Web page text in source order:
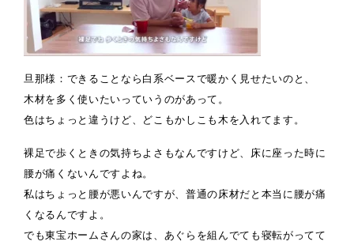
旦那様：できることなら白系ベースで暖かく見せたいのと、
木材を多く使いたいっていうのがあって。
色はちょっと違うけど、どこもかしこも木を入れてます。
裸足で歩くときの気持ちよさもなんですけど、床に座った時に
腰が痛くないんですよね。
私はちょっと腰が悪いんですが、普通の床材だと本当に腰が痛
くなるんですよ。
でも東宝ホームさんの家は、あぐらを組んでても寝転がってて